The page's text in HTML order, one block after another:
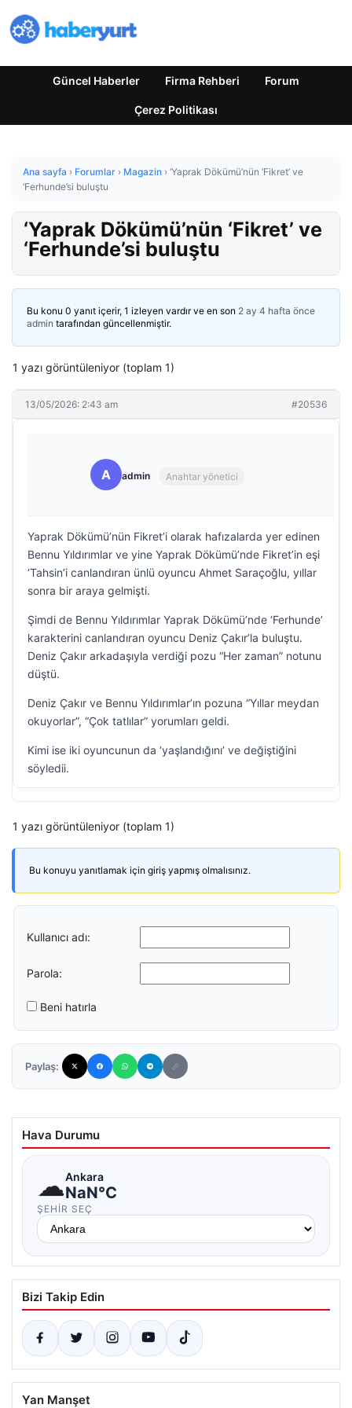
Güncel Haberler Firma Rehberi Forum
Çerez Politikası
Ana sayfa › Forumlar › Magazin › ‘Yaprak Dökümü’nün ‘Fikret’ ve
‘Ferhunde’si buluştu
‘Yaprak Dökümü’nün ‘Fikret’ ve
‘Ferhunde’si buluştu
Bu konu 0 yanıt içerir, 1 izleyen vardır ve en son 2 ay 4 hafta önce
admin tarafından güncellenmiştir.
1 yazı görüntüleniyor (toplam 1)
13/05/2026: 2:43 am #20536
A admin Anahtar yönetici
Yaprak Dökümü’nün Fikret’i olarak hafızalarda yer edinen
Bennu Yıldırımlar ve yine Yaprak Dökümü’nde Fikret’in eşi
‘Tahsin’i canlandıran ünlü oyuncu Ahmet Saraçoğlu, yıllar
sonra bir araya gelmişti.
Şimdi de Bennu Yıldırımlar Yaprak Dökümü’nde ‘Ferhunde’
karakterini canlandıran oyuncu Deniz Çakır’la buluştu.
Deniz Çakır arkadaşıyla verdiği pozu “Her zaman” notunu
düştü.
Deniz Çakır ve Bennu Yıldırımlar’ın pozuna “Yıllar meydan
okuyorlar”, “Çok tatlılar” yorumları geldi.
Kimi ise iki oyuncunun da ‘yaşlandığını’ ve değiştiğini
söyledii.
1 yazı görüntüleniyor (toplam 1)
Bu konuyu yanıtlamak için giriş yapmış olmalısınız.
Kullanıcı adı:
Parola:
Beni hatırla
Paylaş:
Hava Durumu
☁Ankara
NaN°C
ŞEHIR SEÇ
Bizi Takip Edin
Yan Manşet